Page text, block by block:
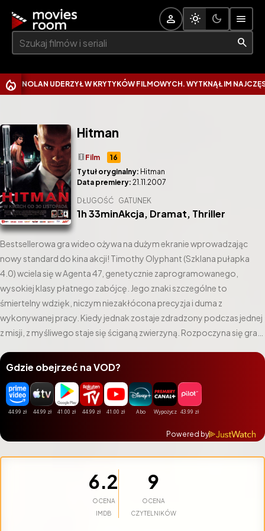
Szukaj:
UDERZYŁ W KRYTYKÓW FILMOWYCH. WYTKNĄŁ IM NAJCZĘSTSZY
Hitman
16
theaters Film
Tytuł oryginalny: Hitman
Data premiery: 21.11.2007
Bestsellerowa gra wideo ożywa na dużym ekranie wprowadzając
nowy standard do kina akcji! Timothy Olyphant (Szklana pułapka
4.0) wciela się w Agenta 47, genetycznie zaprogramowanego,
wysokiej klasy płatnego zabójcę. Jego znaki szczególne to
śmiertelny wdzięk, niczym niezakłócona precyzja i duma z
wykonywanej pracy. Kiedy jednak zostaje zdradzony podczas jednej
z misji, z myśliwego staje się ściganą zwierzyną. Rozpoczyna się gra,
DŁUGOŚĆ
1h 33min
GATUNEK
Akcja, Dramat, Thriller
Gdzie obejrzeć na VOD?
Powered by
6.2
OCENA
IMDB
9
OCENA
CZYTELNIKÓW